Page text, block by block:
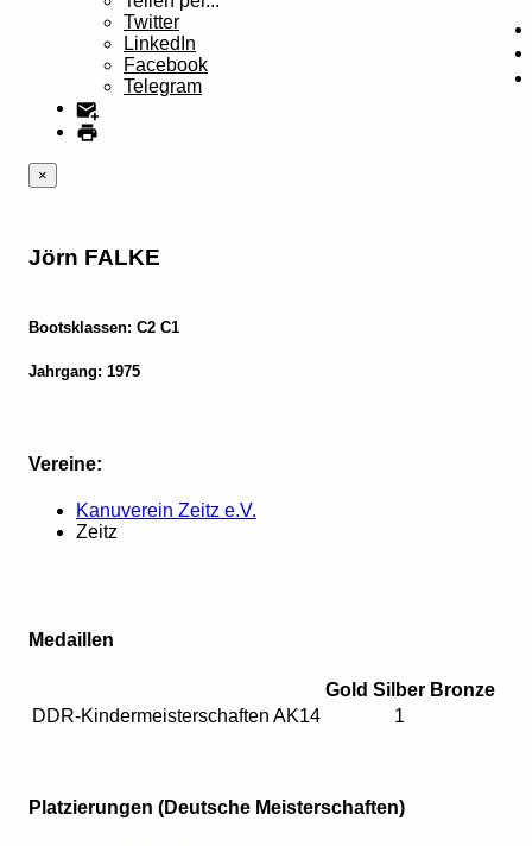
Twitter
LinkedIn
Facebook
Telegram
×
Jörn FALKE
Bootsklassen: C2 C1
Jahrgang: 1975
Vereine:
Kanuverein Zeitz e.V.
Zeitz
Medaillen
Gold Silber Bronze
DDR-Kindermeisterschaften AK14
1
Platzierungen (Deutsche Meisterschaften)